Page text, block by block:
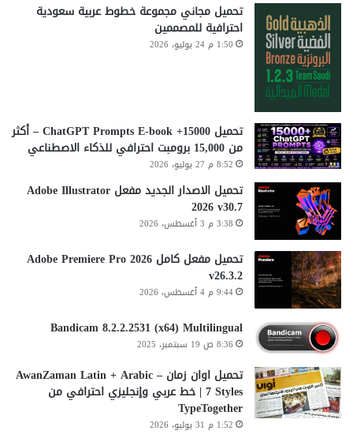
تحميل مجاني مجموعة خطوط عربية سعودية
احترافية للمصممين
1:50 م 24 يوليو، 2026
تحميل 15000+ ChatGPT Prompts E-book – أكثر
من 15,000 برومبت احترافي للذكاء الاصطناعي
8:52 م 27 يوليو، 2026
تحميل الاصدار الجديد مفعل Adobe Illustrator
2026 v30.7
3:38 م 3 أغسطس، 2026
تحميل مفعل كامل Adobe Premiere Pro 2026
v26.3.2
9:44 م 4 أغسطس، 2026
Bandicam 8.2.2.2531 (x64) Multilingual
8:36 ص 19 سبتمبر، 2025
تحميل اوان زمان AwanZaman Latin + Arabic –
7 Styles | خط عربي وإنجليزي احترافي من
TypeTogether
1:52 م 31 يوليو، 2026